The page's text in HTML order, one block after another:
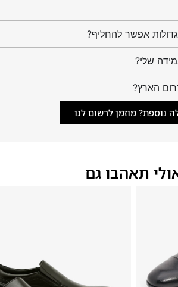
אפשר להחליף?
הארץ?
נוספת? מוזמן לרשום לנו
תאהבו גם